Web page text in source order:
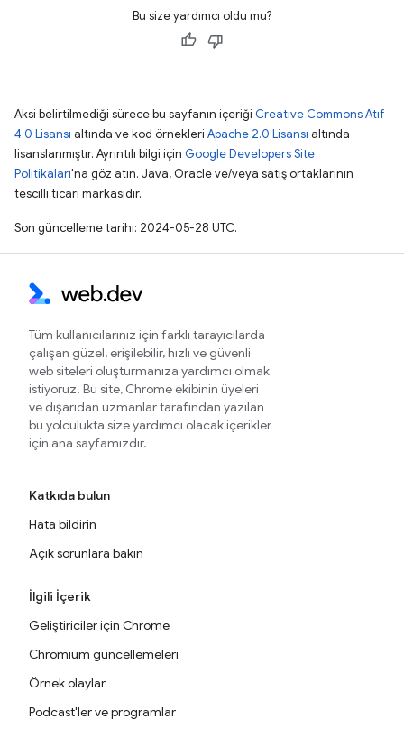
Bu size yardımcı oldu mu?
Aksi belirtilmediği sürece bu sayfanın içeriği Creative Commons Atıf
4.0 Lisansı altında ve kod örnekleri Apache 2.0 Lisansı altında
lisanslanmıştır. Ayrıntılı bilgi için Google Developers Site
Politikaları'na göz atın. Java, Oracle ve/veya satış ortaklarının
tescilli ticari markasıdır.
Son güncelleme tarihi: 2024-05-28 UTC.
Tüm kullanıcılarınız için farklı tarayıcılarda
çalışan güzel, erişilebilir, hızlı ve güvenli
web siteleri oluşturmanıza yardımcı olmak
istiyoruz. Bu site, Chrome ekibinin üyeleri
ve dışarıdan uzmanlar tarafından yazılan
bu yolculukta size yardımcı olacak içerikler
için ana sayfamızdır.
Katkıda bulun
Hata bildirin
Açık sorunlara bakın
İlgili İçerik
Geliştiriciler için Chrome
Chromium güncellemeleri
Örnek olaylar
Podcast'ler ve programlar